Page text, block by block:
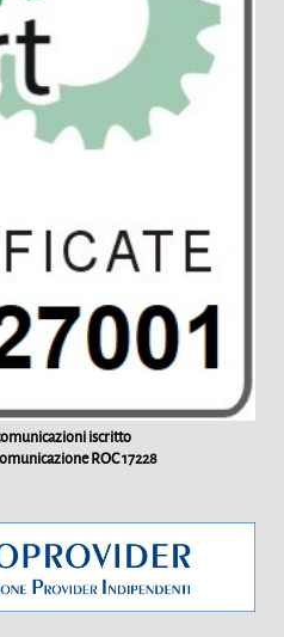
iscritto
ROC 17228